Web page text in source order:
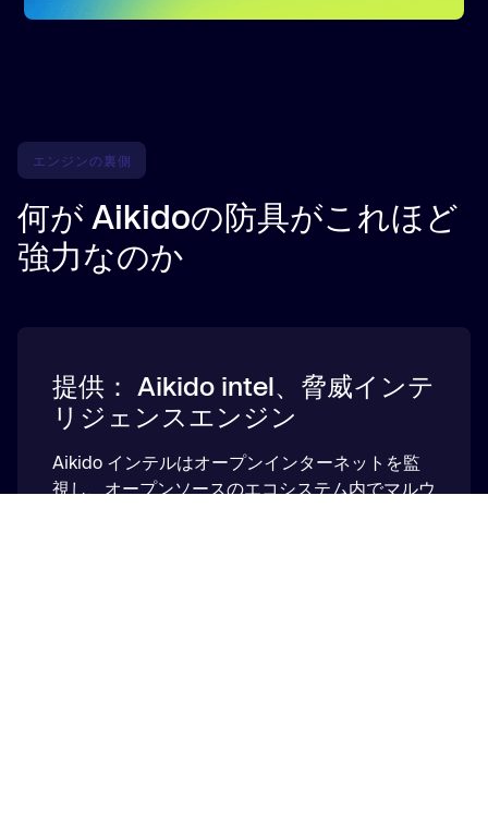
エンジンの裏側
何が Aikidoの防具がこれほど
強力なのか
提供： Aikido intel、脅威インテ
リジェンスエンジン
Aikido インテルはオープンインターネットを監
視し、オープンソースのエコシステム内でマルウ